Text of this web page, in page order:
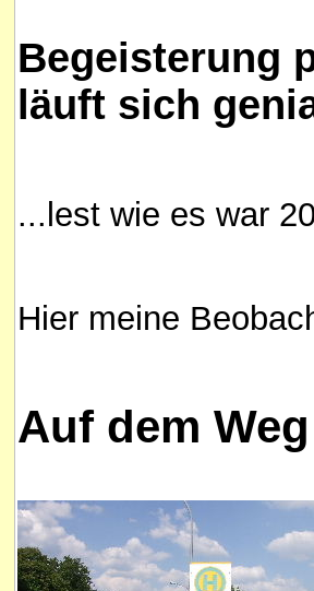
Begeisterung
läuft sich
...lest wie es war
Hier meine
Auf dem